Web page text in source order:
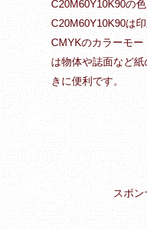
C20M60Y10K90の色
C20M60Y10K90は
CMYKのカラーモ
は物体や誌面など
きに便利です。
スポン